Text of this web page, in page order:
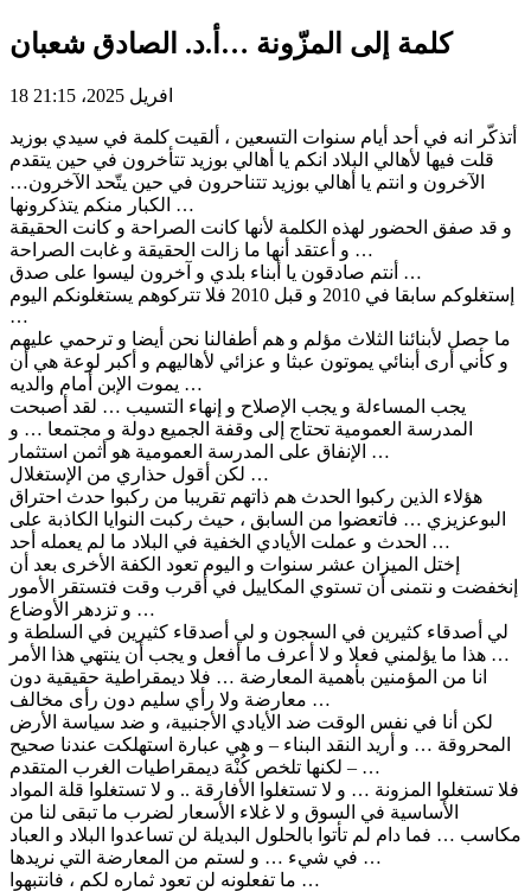
كلمة إلى المزّونة …أ.د. الصادق شعبان
18 افريل 2025، 21:15
أتذكّر انه في أحد أيام سنوات التسعين ، ألقيت كلمة في سيدي بوزيد
قلت فيها لأهالي البلاد انكم يا أهالي بوزيد تتأخرون في حين يتقدم
الآخرون و انتم يا أهالي بوزيد تتناحرون في حين يتّحد الآخرون…
الكبار منكم يتذكرونها …
و قد صفق الحضور لهذه الكلمة لأنها كانت الصراحة و كانت الحقيقة
و أعتقد أنها ما زالت الحقيقة و غابت الصراحة …
أنتم صادقون يا أبناء بلدي و آخرون ليسوا على صدق …
إستغلوكم سابقا في 2010 و قبل 2010 فلا تتركوهم يستغلونكم اليوم
…
ما حصل لأبنائنا الثلاث مؤلم و هم أطفالنا نحن أيضا و ترحمي عليهم
و كأني أرى أبنائي يموتون عبثا و عزائي لأهاليهم و أكبر لوعة هي أن
يموت الإبن أمام والديه …
يجب المساءلة و يجب الإصلاح و إنهاء التسيب … لقد أصبحت
المدرسة العمومية تحتاج إلى وقفة الجميع دولة و مجتمعا … و
الإنفاق على المدرسة العمومية هو أثمن استثمار …
لكن أقول حذاري من الإستغلال …
هؤلاء الذين ركبوا الحدث هم ذاتهم تقريبا من ركبوا حدث احتراق
البوعزيزي … فاتعضوا من السابق ، حيث ركبت النوايا الكاذبة على
الحدث و عملت الأيادي الخفية في البلاد ما لم يعمله أحد …
إختل الميزان عشر سنوات و اليوم تعود الكفة الأخرى بعد أن
إنخفضت و نتمنى أن تستوي المكاييل في أقرب وقت فتستقر الأمور
و تزدهر الأوضاع …
لي أصدقاء كثيرين في السجون و لي أصدقاء كثيرين في السلطة و
هذا ما يؤلمني فعلا و لا أعرف ما أفعل و يجب أن ينتهي هذا الأمر …
انا من المؤمنين بأهمية المعارضة … فلا ديمقراطية حقيقية دون
معارضة ولا رأي سليم دون رأى مخالف …
لكن أنا في نفس الوقت ضد الأيادي الأجنبية، و ضد سياسة الأرض
المحروقة … و أريد النقد البناء – و هي عبارة استهلكت عندنا صحيح
– لكنها تلخص كُنْهَ ديمقراطيات الغرب المتقدم …
فلا تستغلوا المزونة … و لا تستغلوا الأفارقة .. و لا تستغلوا قلة المواد
الأساسية في السوق و لا غلاء الأسعار لضرب ما تبقى لنا من
مكاسب … فما دام لم تأتوا بالحلول البديلة لن تساعدوا البلاد و العباد
في شيء … و لستم من المعارضة التي نريدها …
ما تفعلونه لن تعود ثماره لكم ، فانتبهوا …